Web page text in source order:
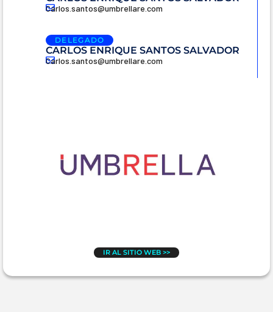
Carlos.santos@umbrellare.com
DELEGADO
CARLOS ENRIQUE SANTOS SALVADOR
Carlos.santos@umbrellare.com
IR AL SITIO WEB >>